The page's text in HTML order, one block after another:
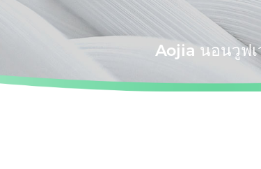
Aojia นอนวูฟ